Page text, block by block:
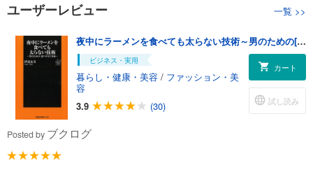
ユーザーレビュー 一覧 >>
夜中にラーメンを食べても太らない技術～男のための[食べやせ]革命～
ビジネス・実用
暮らし・健康・美容 / ファッション・美
容
3.9
(30)
カート
試し読み
Posted by ブクログ